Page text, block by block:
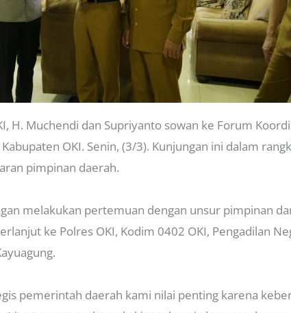
H. Muchendi dan Supriyanto sowan ke Forum
OKI. Senin, (3/3). Kunjungan ini dalam
pimpinan daerah.
melakukan pertemuan dengan unsur pimpinan
ke Polres OKI, Kodim 0402 OKI, Pengadilan
pemerintah daerah kami nilai penting karena